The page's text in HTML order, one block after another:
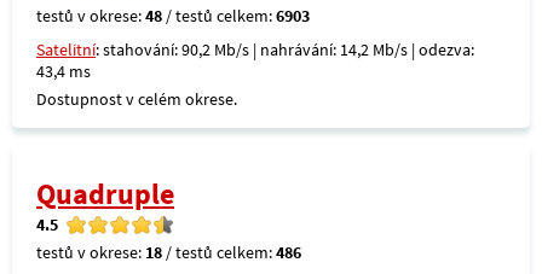
testů v okrese:48 / testů celkem:6903
Satelitní: stahování: 90,2 Mb/s | nahrávání: 14,2 Mb/s | odezva:
43,4 ms
Dostupnost v celém okrese.
Quadruple
4.5
testů v okrese: 18 / testů celkem:486